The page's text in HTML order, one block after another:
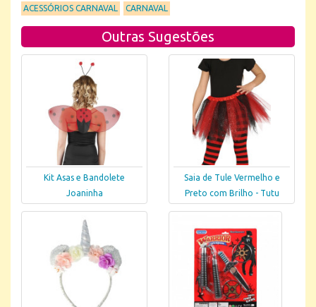
ACESSÓRIOS CARNAVAL CARNAVAL
Outras Sugestões
Kit Asas e Bandolete
Joaninha
Saia de Tule Vermelho e
Preto com Brilho - Tutu